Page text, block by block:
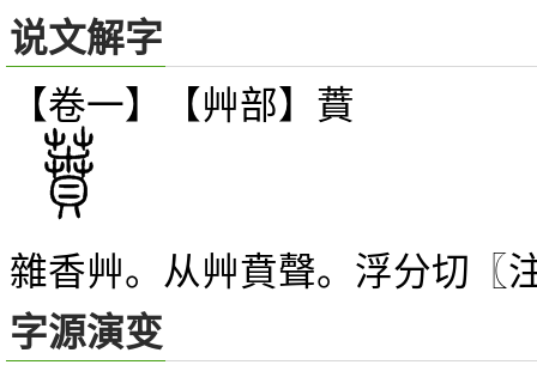
说文解字
【卷一】【艸部】 蕡
雜香艸。从艸賁聲。浮分切〖
字源演变